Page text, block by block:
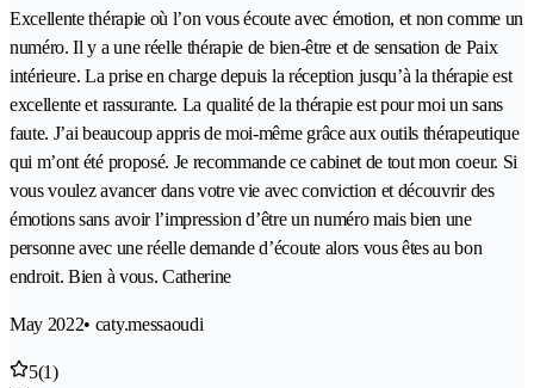
Excellente thérapie où l’on vous écoute avec émotion, et non comme un
numéro. Il y a une réelle thérapie de bien-être et de sensation de Paix
intérieure. La prise en charge depuis la réception jusqu’à la thérapie est
excellente et rassurante. La qualité de la thérapie est pour moi un sans
faute. J’ai beaucoup appris de moi-même grâce aux outils thérapeutique
qui m’ont été proposé. Je recommande ce cabinet de tout mon coeur. Si
vous voulez avancer dans votre vie avec conviction et découvrir des
émotions sans avoir l’impression d’être un numéro mais bien une
personne avec une réelle demande d’écoute alors vous êtes au bon
endroit. Bien à vous. Catherine
May 2022• caty.messaoudi
5(1)